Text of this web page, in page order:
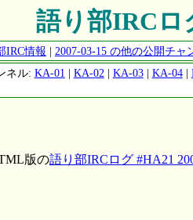
語り部IRCロ
IRC情報 | 2007-03-15 の他の公開チャ
ネル: KA-01 | KA-02 | KA-03| KA-04|
版の語り部IRCログ #HA21